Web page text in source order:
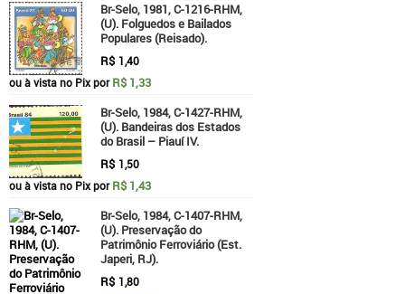
Br-Selo, 1981, C-1216-RHM,
(U). Folguedos e Bailados
Populares (Reisado).
R$ 1,40
ou à vista no Pix porR$ 1,33
Br-Selo, 1984, C-1427-RHM,
(U). Bandeiras dos Estados
do Brasil – Piauí IV.
R$ 1,50
ou à vista no Pix porR$ 1,43
Br-Selo, 1984, C-1407-RHM,
(U). Preservação do
Patrimônio Ferroviário (Est.
Japeri, RJ).
R$ 1,80